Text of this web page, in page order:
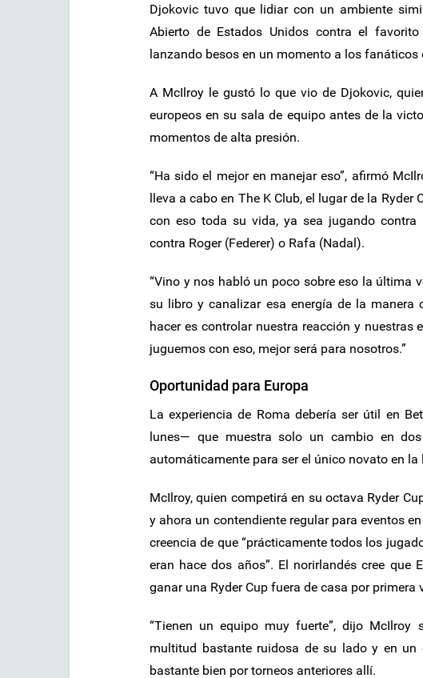
Djokovic tuvo que lidiar con un ambiente
Abierto de Estados Unidos contra el
lanzando besos en un momento a los fanáticos
A McIlroy le gustó lo que vio de Djokovic,
europeos en su sala de equipo antes de la
momentos de alta presión.
“Ha sido el mejor en manejar eso”, afirmó
lleva a cabo en The K Club, el lugar de la Ryder
con eso toda su vida, ya sea jugando contra
contra Roger (Federer) o Rafa (Nadal).
“Vino y nos habló un poco sobre eso la última
su libro y canalizar esa energía de la manera
hacer es controlar nuestra reacción y nuestras
juguemos con eso, mejor será para nosotros.”
Oportunidad para Europa
La experiencia de Roma debería ser útil en
lunes— que muestra solo un cambio en
automáticamente para ser el único novato en la
McIlroy, quien competirá en su octava Ryder
y ahora un contendiente regular para eventos
creencia de que “prácticamente todos los
eran hace dos años”. El norirlandés cree que
ganar una Ryder Cup fuera de casa por primera
“Tienen un equipo muy fuerte”, dijo McIlroy
multitud bastante ruidosa de su lado y en
bastante bien por torneos anteriores allí.